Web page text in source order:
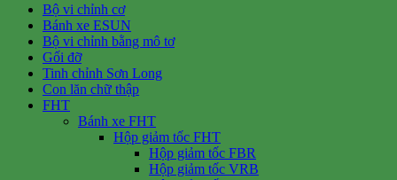
Bộ vi chỉnh cơ
Bánh xe ESUN
Bộ vi chỉnh bằng mô tơ
Gối đỡ
Tinh chỉnh Sơn Long
Con lăn chữ thập
FHT
Bánh xe FHT
Hộp giảm tốc FHT
Hộp giảm tốc FBR
Hộp giảm tốc VRB